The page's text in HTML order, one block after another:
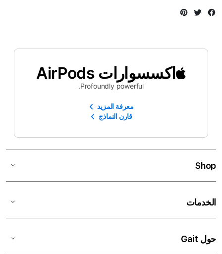
Facebook
Twitter
اكسسوارات AirPods
Profoundly powerful.
معرفة المزيد
قارن النماذج
Shop
الخدمات
حول Gait